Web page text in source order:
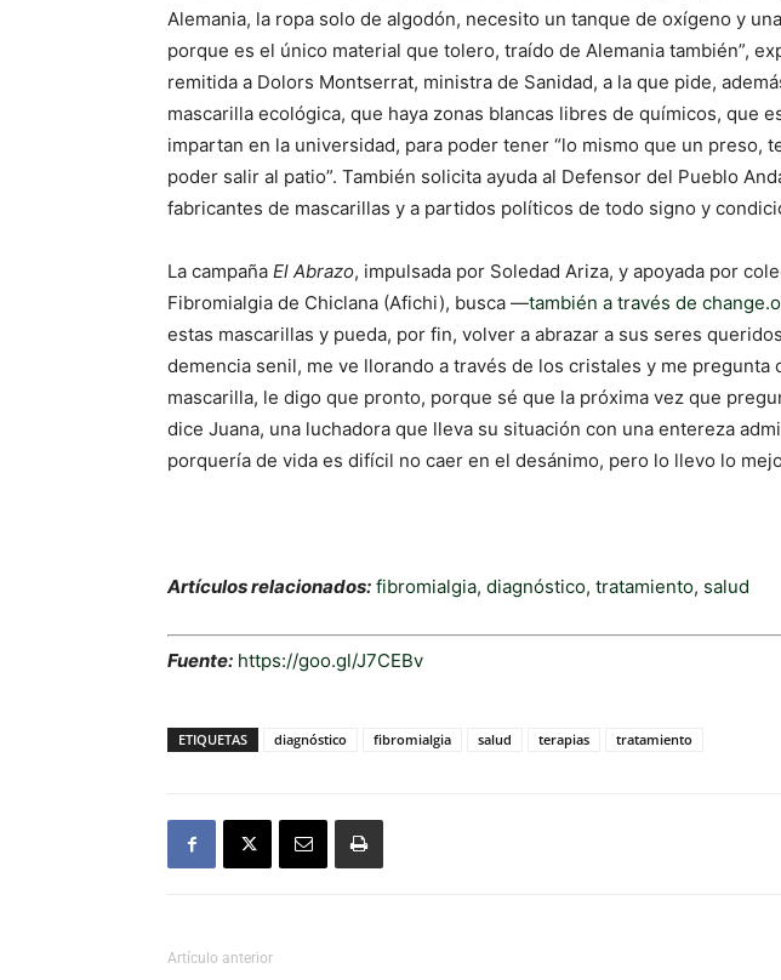
Alemania, la ropa solo de algodón, necesito un tanque de oxígeno y
porque es el único material que tolero, traído de Alemania también”,
remitida a Dolors Montserrat, ministra de Sanidad, a la que pide,
mascarilla ecológica, que haya zonas blancas libres de químicos, que
impartan en la universidad, para poder tener “lo mismo que un preso,
poder salir al patio”. También solicita ayuda al Defensor del Pueblo
fabricantes de mascarillas y a partidos políticos de todo signo y
La campaña El Abrazo, impulsada por Soledad Ariza, y apoyada por
Fibromialgia de Chiclana (Afichi), busca —también a través de
estas mascarillas y pueda, por fin, volver a abrazar a sus seres
demencia senil, me ve llorando a través de los cristales y me pregunta
mascarilla, le digo que pronto, porque sé que la próxima vez que
dice Juana, una luchadora que lleva su situación con una entereza
porquería de vida es difícil no caer en el desánimo, pero lo llevo lo
Artículos relacionados: fibromialgia, diagnóstico, tratamiento, salud
Fuente: https://goo.gl/J7CEBv
ETIQUETAS diagnóstico fibromialgia salud terapias tratamiento
Artículo anterior